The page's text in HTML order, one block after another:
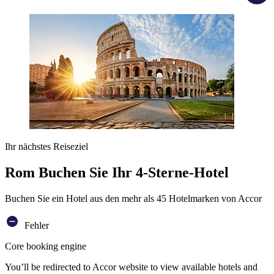
Ihr nächstes Reiseziel
Rom Buchen Sie Ihr 4-Sterne-Hotel
Buchen Sie ein Hotel aus den mehr als 45 Hotelmarken von Accor
Fehler
Core booking engine
You’ll be redirected to Accor website to view available hotels and